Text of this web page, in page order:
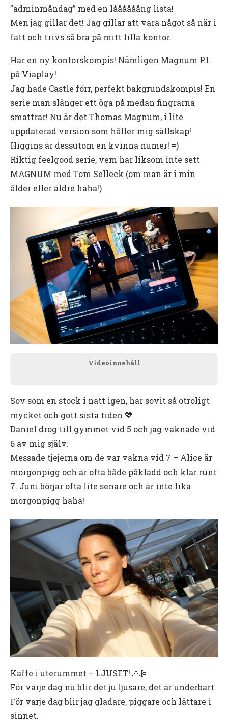
”adminmåndag” med en låååååång lista!
Men jag gillar det! Jag gillar att vara något så när i
fatt och trivs så bra på mitt lilla kontor.
Har en ny kontorskompis! Nämligen Magnum P.I.
på Viaplay!
Jag hade Castle förr, perfekt bakgrundskompis! En
serie man slänger ett öga på medan fingrarna
smattrar! Nu är det Thomas Magnum, i lite
uppdaterad version som håller mig sällskap!
Higgins är dessutom en kvinna numer! =)
Riktig feelgood serie, vem har liksom inte sett
MAGNUM med Tom Selleck (om man är i min
ålder eller äldre haha!)
Videoinnehåll
Sov som en stock i natt igen, har sovit så otroligt
mycket och gott sista tiden 💖
Daniel drog till gymmet vid 5 och jag vaknade vid
6 av mig själv.
Messade tjejerna om de var vakna vid 7 – Alice är
morgonpigg och är ofta både påklädd och klar runt
7. Juni börjar ofta lite senare och är inte lika
morgonpigg haha!
Kaffe i uterummet – LJUSET! 🙏🏻
För varje dag nu blir det ju ljusare, det är underbart.
För varje dag blir jag gladare, piggare och lättare i
sinnet.